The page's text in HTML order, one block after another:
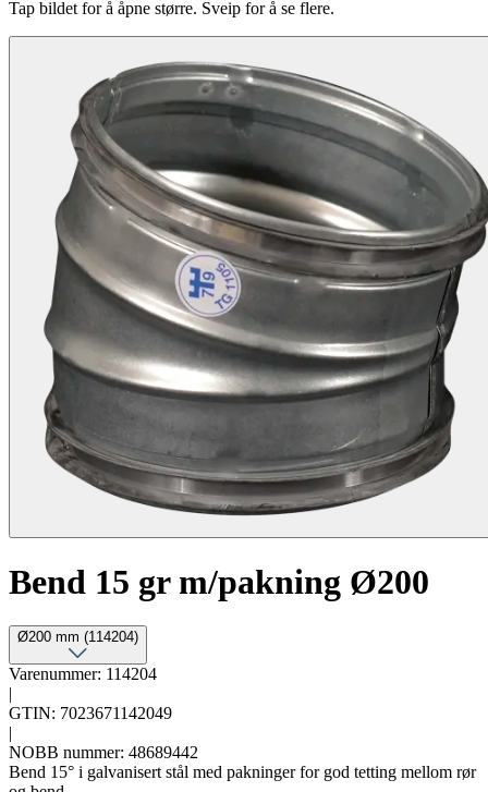
Tap bildet for å åpne større. Sveip for å se flere.
Bend 15 gr m/pakning Ø200
Ø200 mm (114204)
Varenummer: 114204
|
GTIN: 7023671142049
|
NOBB nummer: 48689442
Bend 15° i galvanisert stål med pakninger for god tetting mellom rør